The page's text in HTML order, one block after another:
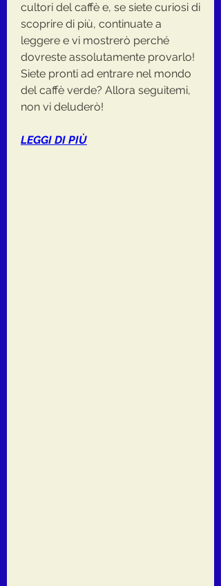
cultori del caffè e, se siete curiosi di
scoprire di più, continuate a
leggere e vi mostrerò perché
dovreste assolutamente provarlo!
Siete pronti ad entrare nel mondo
del caffè verde? Allora seguitemi,
non vi deluderò!
LEGGI DI PIÙ